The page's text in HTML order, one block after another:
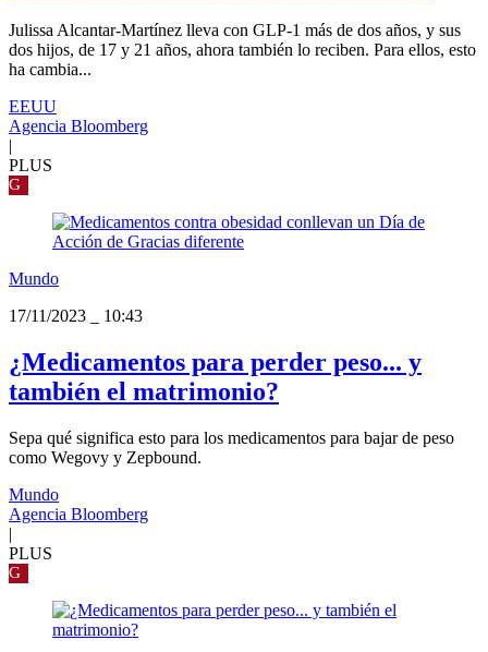
Julissa Alcantar-Martínez lleva con GLP-1 más de dos años, y sus
dos hijos, de 17 y 21 años, ahora también lo reciben. Para ellos, esto
ha cambia...
EEUU
Agencia Bloomberg
|
PLUS
G
Mundo
17/11/2023
10:43
¿Medicamentos para perder peso... y
también el matrimonio?
Sepa qué significa esto para los medicamentos para bajar de peso
como Wegovy y Zepbound.
Mundo
Agencia Bloomberg
|
PLUS
G